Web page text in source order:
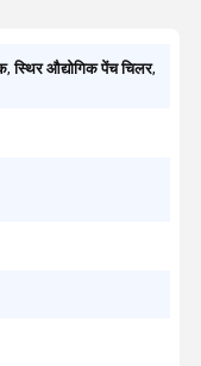
,स्थिर औद्योगिक पेंच चिलर,